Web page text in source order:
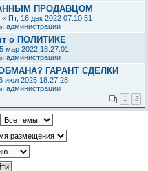
ПРОДАВЦОМ
« Пт, 16 дек 2022 07:10:51
администрации
о ПОЛИТИКЕ
мар 2022 18:27:01
администрации
ГАРАНТ СДЕЛКИ
июл 2025 18:27:28
администрации
1 2